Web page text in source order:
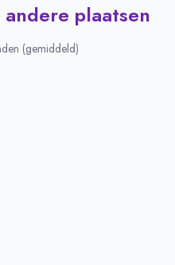
plaatsen
(gemiddeld)